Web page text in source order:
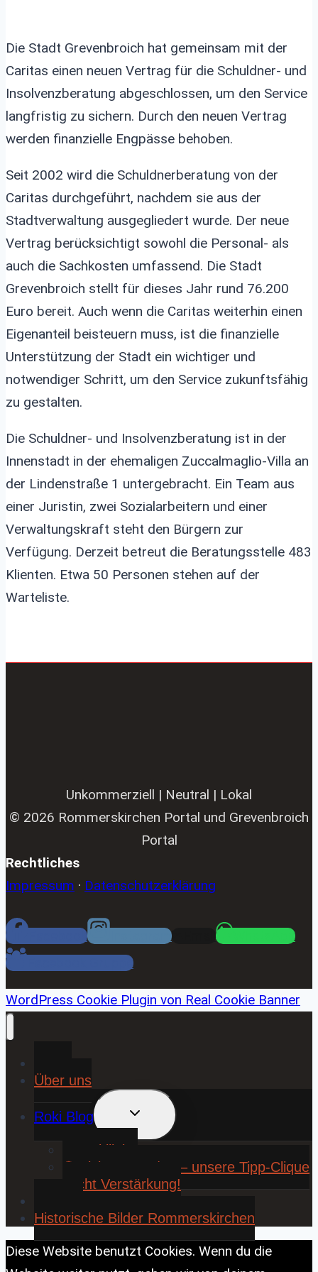
Die Stadt Grevenbroich hat gemeinsam mit der
Caritas einen neuen Vertrag für die Schuldner- und
Insolvenzberatung abgeschlossen, um den Service
langfristig zu sichern. Durch den neuen Vertrag
werden finanzielle Engpässe behoben.
Seit 2002 wird die Schuldnerberatung von der
Caritas durchgeführt, nachdem sie aus der
Stadtverwaltung ausgegliedert wurde. Der neue
Vertrag berücksichtigt sowohl die Personal- als
auch die Sachkosten umfassend. Die Stadt
Grevenbroich stellt für dieses Jahr rund 76.200
Euro bereit. Auch wenn die Caritas weiterhin einen
Eigenanteil beisteuern muss, ist die finanzielle
Unterstützung der Stadt ein wichtiger und
notwendiger Schritt, um den Service zukunftsfähig
zu gestalten.
Die Schuldner- und Insolvenzberatung ist in der
Innenstadt in der ehemaligen Zuccalmaglio-Villa an
der Lindenstraße 1 untergebracht. Ein Team aus
einer Juristin, zwei Sozialarbeitern und einer
Verwaltungskraft steht den Bürgern zur
Verfügung. Derzeit betreut die Beratungsstelle 483
Klienten. Etwa 50 Personen stehen auf der
Warteliste.
Unkommerziell | Neutral | Lokal
© 2026 Rommerskirchen Portal und Grevenbroich
Portal
Rechtliches
Impressum · Datenschutzerklärung
Facebook Instagram
WhatsApp
Facebook Gruppe
WordPress Cookie Plugin von Real Cookie Banner
Über uns
Roki Blog
UNTERMENÜ
UMSCHALTEN
❤️ Rokiliebe
⚽ KickStart 25/26 – unsere Tipp-Clique
sucht Verstärkung!
Historische Bilder Rommerskirchen
Diese Website benutzt Cookies. Wenn du die